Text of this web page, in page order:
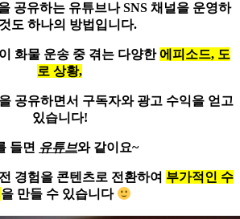
공유하는 유튜브나 SNS 채널을 운영하
도 하나의 방법입니다.
화물 운송 중 겪는 다양한 에피소드, 도
로 상황,
공유하면서 구독자와 광고 수익을 얻고
있습니다!
들면 유튜브와 같이요~
경험을 콘텐츠로 전환하여 부가적인 수
을 만들 수 있습니다